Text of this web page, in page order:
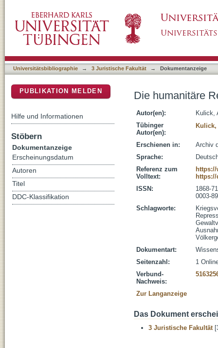
Universitätsbibliographie → 3 Juristische Fakultät → Dokumentanzeige
Die humanitäre
Autor(en):
Kulick,
Tübinger
Autor(en):
Kulick,
Erschienen in:
Archiv
Sprache:
Referenz zum
Volltext:
https://
https://
ISSN:
1868-
0003-
Schlagworte:
Dokumentart:
Seitenzahl:
1
Verbund-
Nachweis:
Zur Langanzeige
Das Dokument
3 Juristische Fakultät
PUBLIKATION MELDEN
Hilfe und Informationen
Stöbern
Dokumentanzeige
Erscheinungsdatum
Autoren
Titel
DDC-Klassifikation